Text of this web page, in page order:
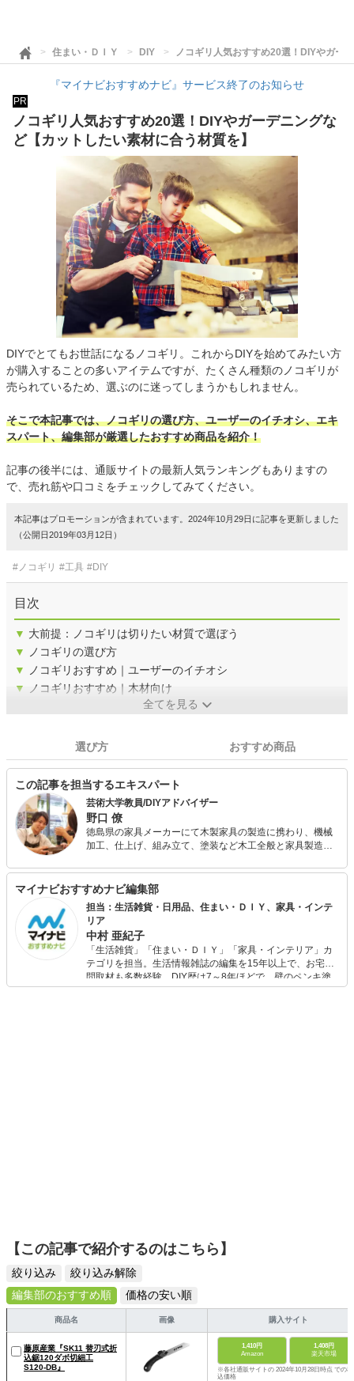
住まい・ＤＩＹ DIY ノコギリ人気おすすめ20選！DIYやガー
『マイナビおすすめナビ』サービス終了のお知らせ
PR
ノコギリ人気おすすめ20選！DIYやガーデニングな
ど【カットしたい素材に合う材質を】
DIYでとてもお世話になるノコギリ。これからDIYを始めてみたい方
が購入することの多いアイテムですが、たくさん種類のノコギリが
売られているため、選ぶのに迷ってしまうかもしれません。
そこで本記事では、ノコギリの選び方、ユーザーのイチオシ、エキ
スパート、編集部が厳選したおすすめ商品を紹介！
記事の後半には、通販サイトの最新人気ランキングもありますの
で、売れ筋や口コミをチェックしてみてください。
本記事はプロモーションが含まれています。2024年10月29日に記事を更新しました
（公開日2019年03月12日）
#ノコギリ #工具 #DIY
目次
▼ 大前提：ノコギリは切りたい材質で選ぼう
▼
ノコギリの選び方
▼
ノコギリおすすめ｜ユーザーのイチオシ
▼
ノコギリおすすめ｜木材向け
全てを見る
選び方 おすすめ商品
この記事を担当するエキスパート
芸術大学教員/DIYアドバイザー
野口 僚
徳島県の家具メーカーにて木製家具の製造に携わり、機械
加工、仕上げ、組み立て、塗装など木工全般と家具製造ノ
DIYショップで店長として勤務。店頭ではお客様の相談に乗
りつつ、一人一人にぴったりのDIY用品を提案してきまし
た。 同時にDIYレッスンの企画と講師を行い、日本のDIY文
化発展のために努めてきました。 現在は大学のデザイン学
部の助手として大学内工房に在中し、 学生に対しデザイン
やモノづくりの手法などを主に教えています。
マイナビおすすめナビ編集部
担当：生活雑貨・日用品、住まい・ＤＩＹ、家具・インテ
リア
中村 亜紀子
「生活雑貨」「住まい・ＤＩＹ」「家具・インテリア」カ
テゴリを担当。生活情報雑誌の編集を15年以上で、お宅訪
問取材も多数経験。DIY歴は7～8年ほどで、壁のペンキ塗
りや壁紙チェンジなどもチャレンジ済み。初心者でもモノ
【この記事で紹介するのはこちら】
絞り込み
絞り込み解除
編集部のおすすめ順
価格の安い順
商品名 画像 購入サイト
藤原産業『SK11 替刃式折
込鋸120ダボ切細工
S120-DB』
1,410円
Amazon
1,408円
楽天市場
※各社通販サイトの 2024年10月28日時点 での税
込価格